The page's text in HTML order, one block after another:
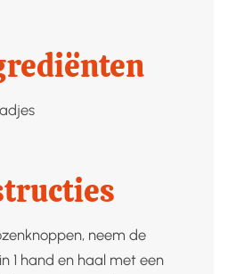
neem de
1 hand en haal met een